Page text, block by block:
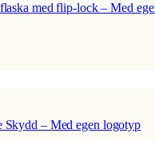
med flip-lock – Med
Skydd – Med egen logotyp